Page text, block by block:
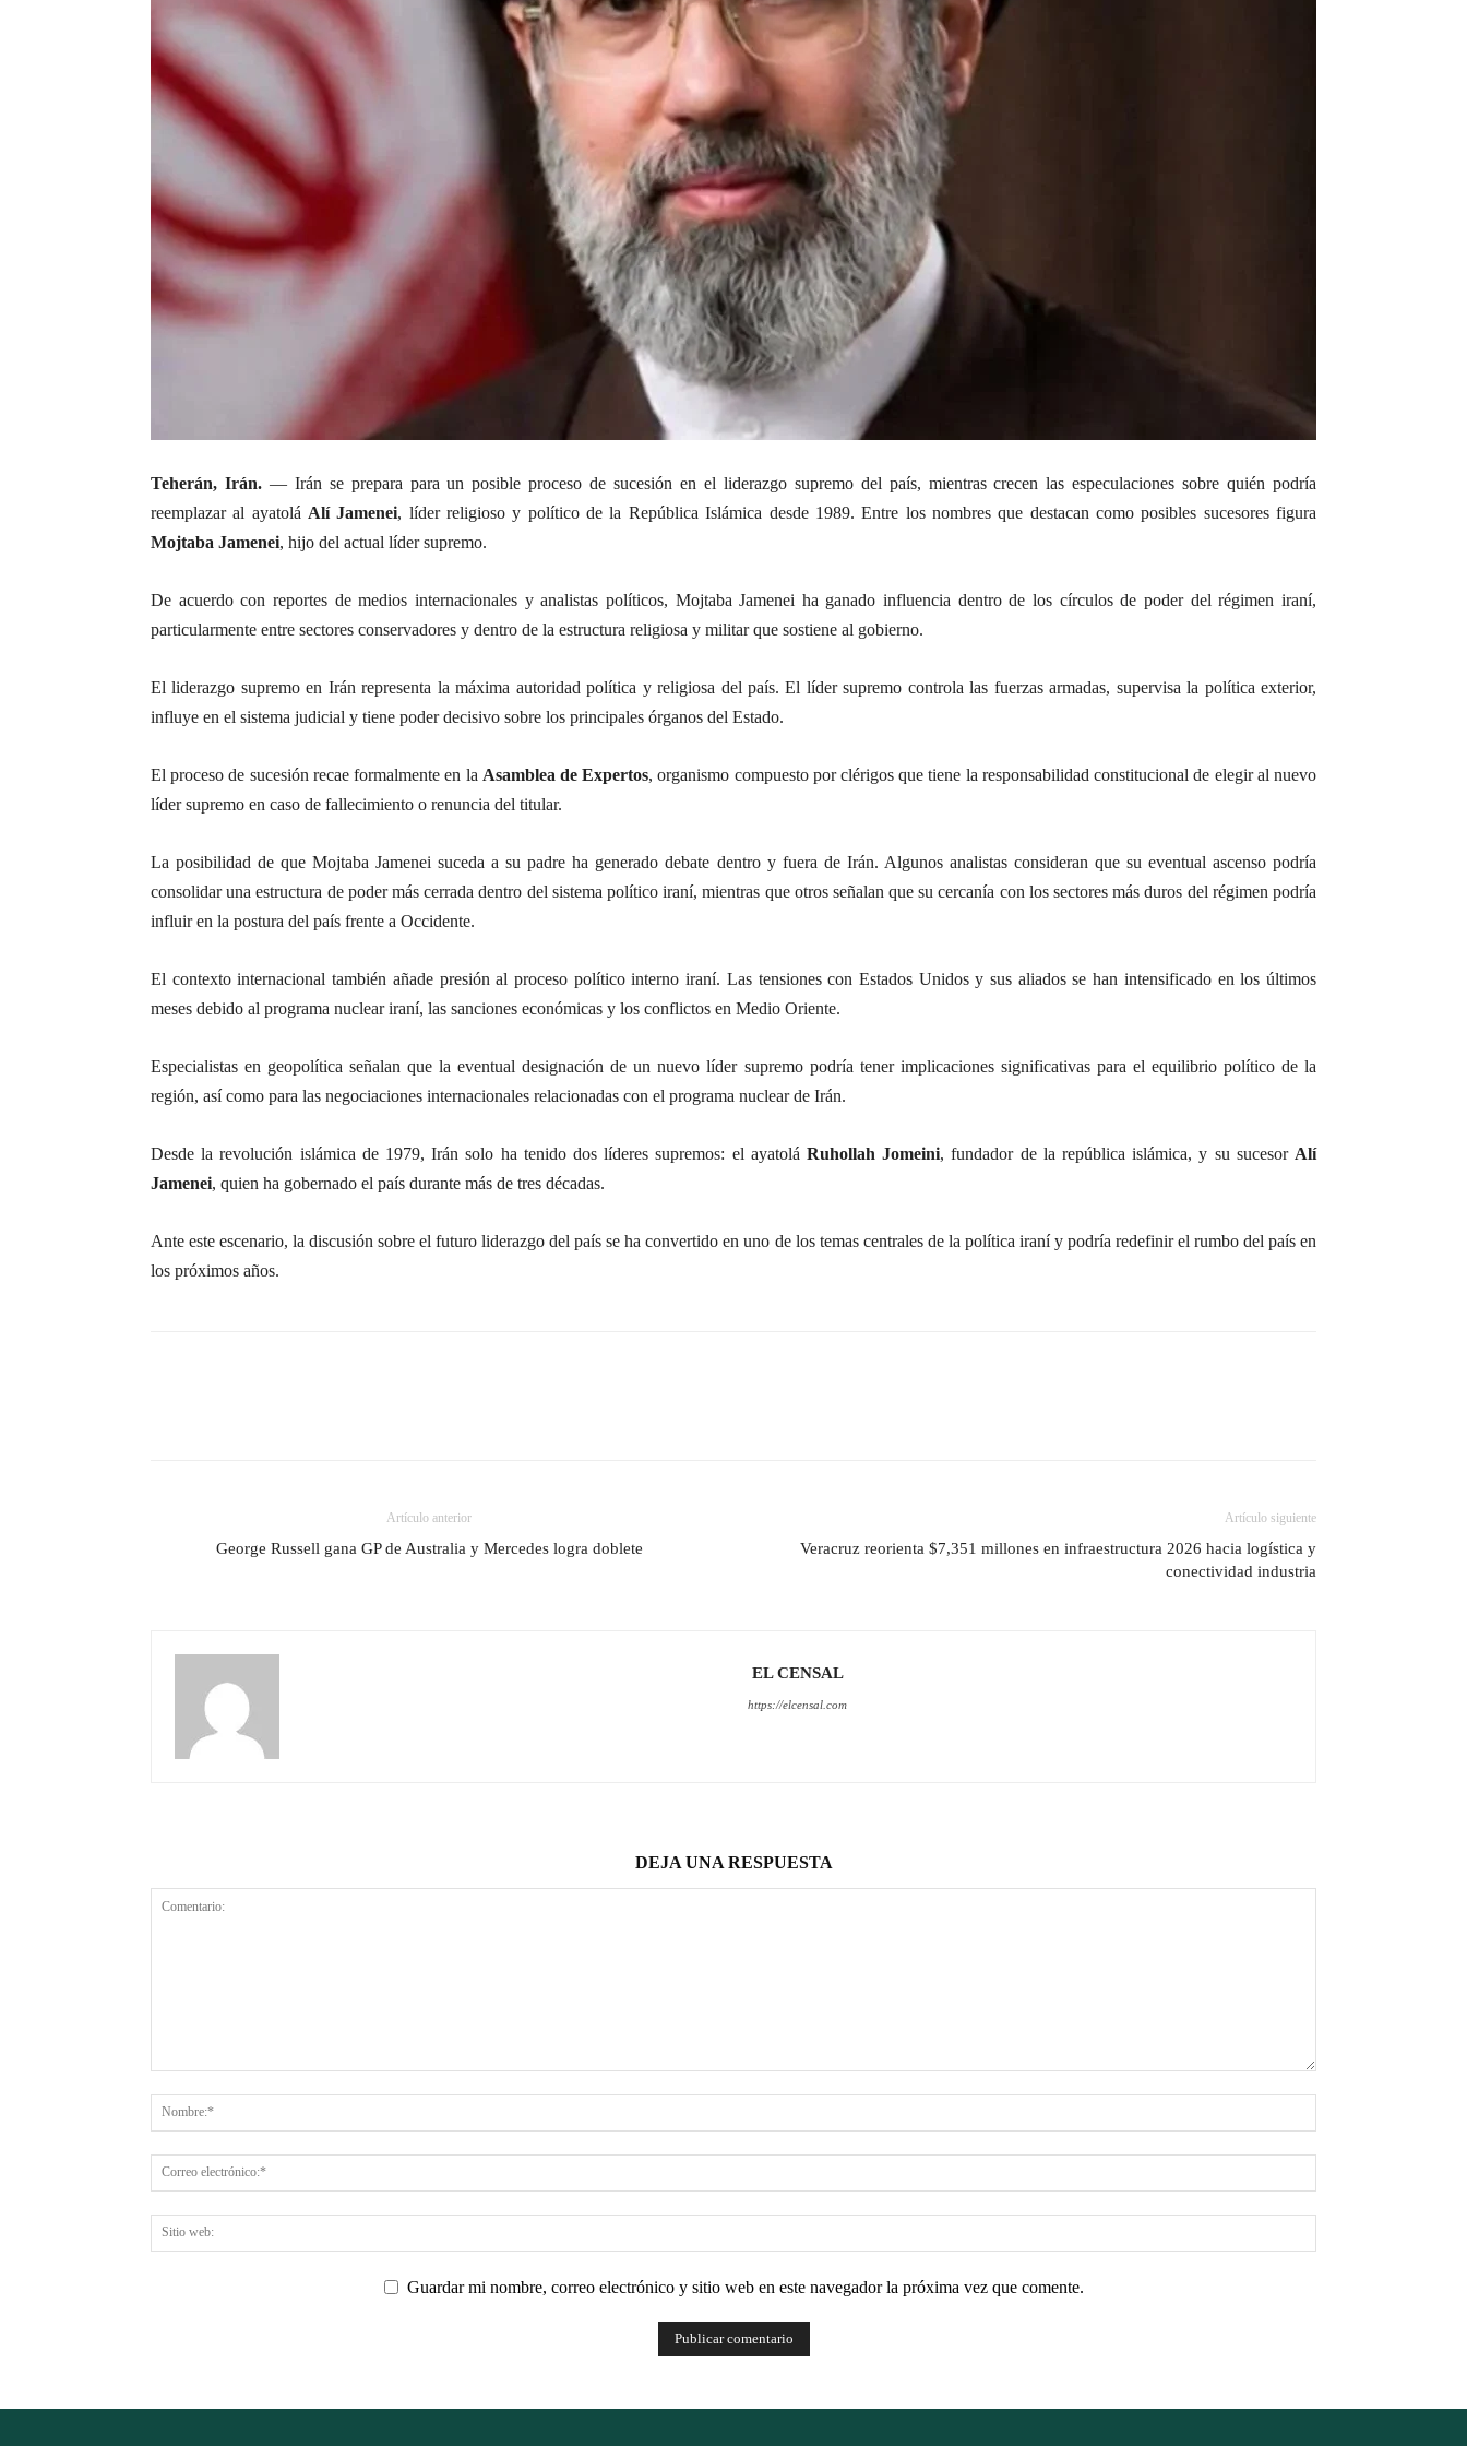
Teherán, Irán.— Irán se prepara para un posible proceso de sucesión en el liderazgo supremo del país, mientras crecen las especulaciones sobre quién podría
reemplazar al ayatolá Alí Jamenei, líder religioso y político de la República Islámica desde 1989. Entre los nombres que destacan como posibles sucesores figura
Mojtaba Jamenei, hijo del actual líder supremo.
De acuerdo con reportes de medios internacionales y analistas políticos, Mojtaba Jamenei ha ganado influencia dentro de los círculos de poder del régimen iraní,
particularmente entre sectores conservadores y dentro de la estructura religiosa y militar que sostiene al gobierno.
El liderazgo supremo en Irán representa la máxima autoridad política y religiosa del país. El líder supremo controla las fuerzas armadas, supervisa la política exterior,
influye en el sistema judicial y tiene poder decisivo sobre los principales órganos del Estado.
El proceso de sucesión recae formalmente en la Asamblea de Expertos, organismo compuesto por clérigos que tiene la responsabilidad constitucional de elegir al nuevo
líder supremo en caso de fallecimiento o renuncia del titular.
La posibilidad de que Mojtaba Jamenei suceda a su padre ha generado debate dentro y fuera de Irán. Algunos analistas consideran que su eventual ascenso podría
consolidar una estructura de poder más cerrada dentro del sistema político iraní, mientras que otros señalan que su cercanía con los sectores más duros del régimen podría
influir en la postura del país frente a Occidente.
El contexto internacional también añade presión al proceso político interno iraní. Las tensiones con Estados Unidos y sus aliados se han intensificado en los últimos
meses debido al programa nuclear iraní, las sanciones económicas y los conflictos en Medio Oriente.
Especialistas en geopolítica señalan que la eventual designación de un nuevo líder supremo podría tener implicaciones significativas para el equilibrio político de la
región, así como para las negociaciones internacionales relacionadas con el programa nuclear de Irán.
Desde la revolución islámica de 1979, Irán solo ha tenido dos líderes supremos: el ayatolá Ruhollah Jomeini, fundador de la república islámica, y su sucesor Alí
Jamenei, quien ha gobernado el país durante más de tres décadas.
Ante este escenario, la discusión sobre el futuro liderazgo del país se ha convertido en uno de los temas centrales de la política iraní y podría redefinir el rumbo del país en
los próximos años.
Artículo anterior
George Russell gana GP de Australia y Mercedes logra doblete
Artículo siguiente
Veracruz reorienta $7,351 millones en infraestructura 2026 hacia logística y
conectividad industria
EL CENSAL
https://elcensal.com
DEJA UNA RESPUESTA
Guardar mi nombre, correo electrónico y sitio web en este navegador la próxima vez que comente.